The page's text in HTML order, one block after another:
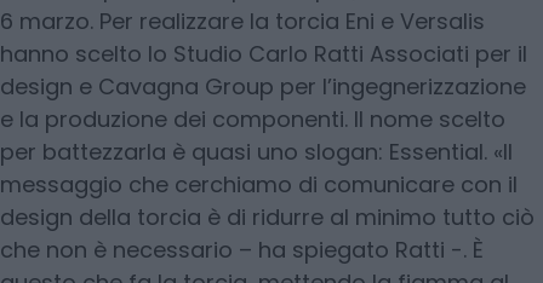
6 marzo. Per realizzare la torcia Eni e Versalis
hanno scelto lo Studio Carlo Ratti Associati per il
design e Cavagna Group per l’ingegnerizzazione
e la produzione dei componenti. Il nome scelto
per battezzarla è quasi uno slogan: Essential. «Il
messaggio che cerchiamo di comunicare con il
design della torcia è di ridurre al minimo tutto ciò
che non è necessario – ha spiegato Ratti -. È